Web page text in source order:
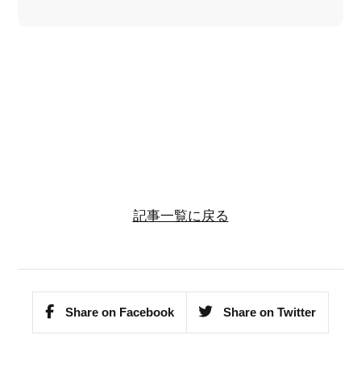
記事一覧に戻る
Share on Facebook Share on Twitter